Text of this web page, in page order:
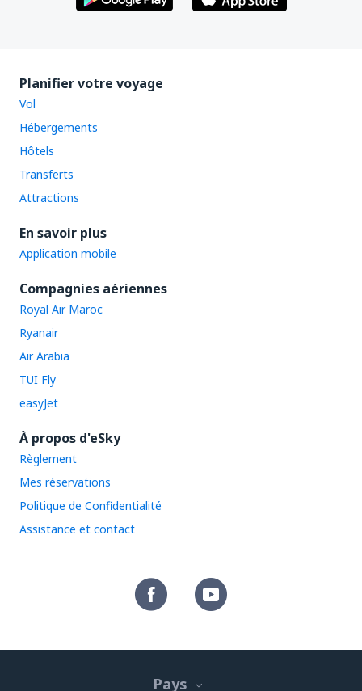
Planifier votre voyage
Vol
Hébergements
Hôtels
Transferts
Attractions
En savoir plus
Application mobile
Compagnies aériennes
Royal Air Maroc
Ryanair
Air Arabia
TUI Fly
easyJet
À propos d'eSky
Règlement
Mes réservations
Politique de Confidentialité
Assistance et contact
Pays